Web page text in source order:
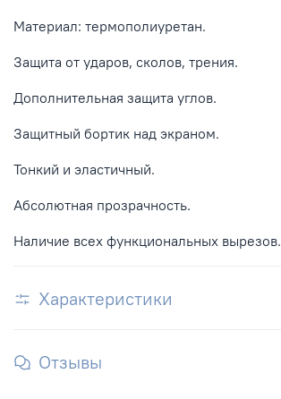
Материал: термополиуретан.
Защита от ударов, сколов, трения.
Дополнительная защита углов.
Защитный бортик над экраном.
Тонкий и эластичный.
Абсолютная прозрачность.
Наличие всех функциональных вырезов.
Характеристики
Отзывы